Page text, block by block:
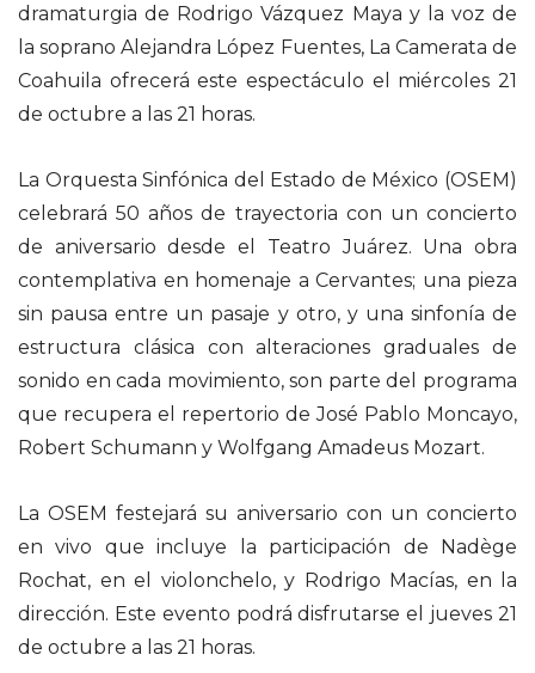
dramaturgia de Rodrigo Vázquez Maya y la voz de
la soprano Alejandra López Fuentes, La Camerata de
Coahuila ofrecerá este espectáculo el miércoles 21
de octubre a las 21 horas.
La Orquesta Sinfónica del Estado de México (OSEM)
celebrará 50 años de trayectoria con un concierto
de aniversario desde el Teatro Juárez. Una obra
contemplativa en homenaje a Cervantes; una pieza
sin pausa entre un pasaje y otro, y una sinfonía de
estructura clásica con alteraciones graduales de
sonido en cada movimiento, son parte del programa
que recupera el repertorio de José Pablo Moncayo,
Robert Schumann y Wolfgang Amadeus Mozart.
La OSEM festejará su aniversario con un concierto
en vivo que incluye la participación de Nadège
Rochat, en el violonchelo, y Rodrigo Macías, en la
dirección. Este evento podrá disfrutarse el jueves 21
de octubre a las 21 horas.